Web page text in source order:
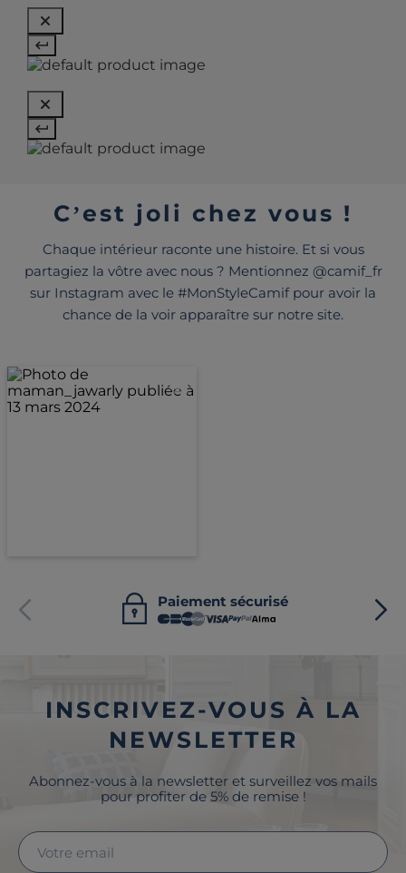
C’est joli chez vous !
Chaque intérieur raconte une histoire. Et si vous
partagiez la vôtre avec nous ? Mentionnez @camif_fr
sur Instagram avec le #MonStyleCamif pour avoir la
chance de la voir apparaître sur notre site.
Paiement sécurisé
INSCRIVEZ-VOUS À LA
NEWSLETTER
Abonnez-vous à la newsletter et surveillez vos mails
pour profiter de 5% de remise !